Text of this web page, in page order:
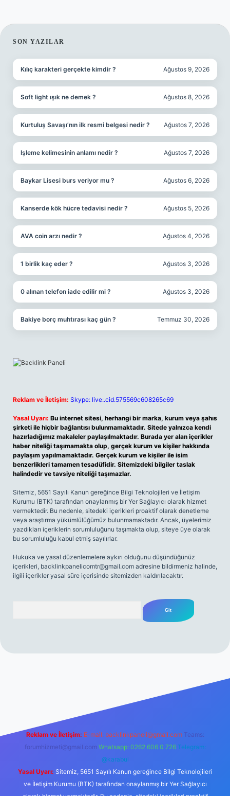
SIDEBAR
SON YAZILAR
Kılıç karakteri gerçekte kimdir ? Ağustos 9, 2026
Soft light ışık ne demek ? Ağustos 8, 2026
Kurtuluş Savaşı’nın ilk resmi belgesi nedir ? Ağustos 7, 2026
Işleme kelimesinin anlamı nedir ? Ağustos 7, 2026
Baykar Lisesi burs veriyor mu ? Ağustos 6, 2026
Kanserde kök hücre tedavisi nedir ? Ağustos 5, 2026
AVA coin arzı nedir ? Ağustos 4, 2026
1 birlik kaç eder ? Ağustos 3, 2026
0 alınan telefon iade edilir mi ? Ağustos 3, 2026
Bakiye borç muhtırası kaç gün ? Temmuz 30, 2026
Reklam ve İletişim: Skype: live:.cid.575569c608265c69
Yasal Uyarı: Bu internet sitesi, herhangi bir marka, kurum veya şahıs
şirketi ile hiçbir bağlantısı bulunmamaktadır. Sitede yalnızca kendi
hazırladığımız makaleler paylaşılmaktadır. Burada yer alan içerikler
haber niteliği taşımamakta olup, gerçek kurum ve kişiler hakkında
paylaşım yapılmamaktadır. Gerçek kurum ve kişiler ile isim
benzerlikleri tamamen tesadüfidir. Sitemizdeki bilgiler taslak
halindedir ve tavsiye niteliği taşımazlar.
Sitemiz, 5651 Sayılı Kanun gereğince Bilgi Teknolojileri ve İletişim
Kurumu (BTK) tarafından onaylanmış bir Yer Sağlayıcı olarak hizmet
vermektedir. Bu nedenle, sitedeki içerikleri proaktif olarak denetleme
veya araştırma yükümlülüğümüz bulunmamaktadır. Ancak, üyelerimiz
yazdıkları içeriklerin sorumluluğunu taşımakta olup, siteye üye olarak
bu sorumluluğu kabul etmiş sayılırlar.
Hukuka ve yasal düzenlemelere aykırı olduğunu düşündüğünüz
içerikleri, backlinkpanelicomtr@gmail.com adresine bildirmeniz halinde,
ilgili içerikler yasal süre içerisinde sitemizden kaldırılacaktır.
Reklam ve İletişim: E-mail: backlinkpaneli@gmail.com Teams:
forumhizmeti@gmail.com Whatsapp: 0262 606 0 726 Telegram:
@karabul
Yasal Uyarı: Sitemiz, 5651 Sayılı Kanun gereğince Bilgi Teknolojileri
ve İletişim Kurumu (BTK) tarafından onaylanmış bir Yer Sağlayıcı